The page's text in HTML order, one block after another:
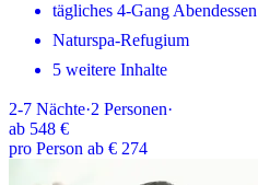
tägliches 4-Gang Abendessen
Naturspa-Refugium
5 weitere Inhalte
2-7 Nächte·2 Personen·
ab 548 €
pro Person ab € 274